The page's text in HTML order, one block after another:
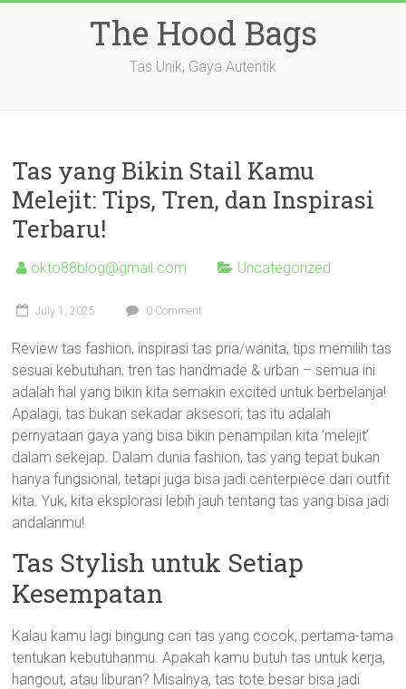
The Hood Bags
Tas Unik, Gaya Autentik
Tas yang Bikin Stail Kamu
Melejit: Tips, Tren, dan Inspirasi
Terbaru!
okto88blog@gmail.com Uncategorized
July 1, 2025 0 Comment
Review tas fashion, inspirasi tas pria/wanita, tips memilih tas
sesuai kebutuhan, tren tas handmade & urban – semua ini
adalah hal yang bikin kita semakin excited untuk berbelanja!
Apalagi, tas bukan sekadar aksesori; tas itu adalah
pernyataan gaya yang bisa bikin penampilan kita ‘melejit’
dalam sekejap. Dalam dunia fashion, tas yang tepat bukan
hanya fungsional, tetapi juga bisa jadi centerpiece dari outfit
kita. Yuk, kita eksplorasi lebih jauh tentang tas yang bisa jadi
andalanmu!
Tas Stylish untuk Setiap
Kesempatan
Kalau kamu lagi bingung cari tas yang cocok, pertama-tama
tentukan kebutuhanmu. Apakah kamu butuh tas untuk kerja,
hangout, atau liburan? Misalnya, tas tote besar bisa jadi